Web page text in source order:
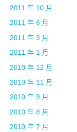
2011 年 10 月
2011 年 6 月
2011 年 3 月
2011 年 1 月
2010 年 12 月
2010 年 11 月
2010 年 9 月
2010 年 8 月
2010 年 7 月